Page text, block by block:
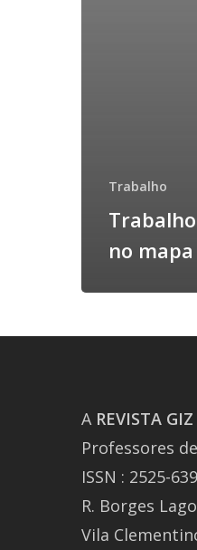
Trabalho
no
A REVISTA GIZ
Professores
ISSN : 2525-
R. Borges
Vila